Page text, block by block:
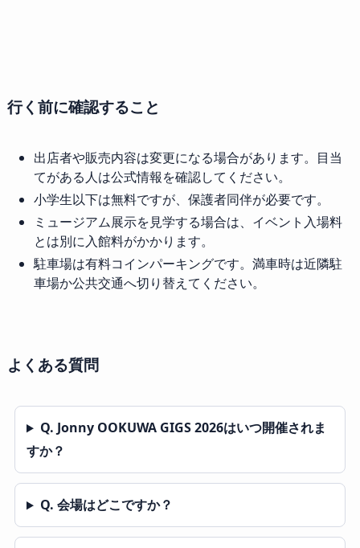
行く前に確認すること
出店者や販売内容は変更になる場合があります。目当
てがある人は公式情報を確認してください。
小学生以下は無料ですが、保護者同伴が必要です。
ミュージアム展示を見学する場合は、イベント入場料
とは別に入館料がかかります。
駐車場は有料コインパーキングです。満車時は近隣駐
車場か公共交通へ切り替えてください。
よくある質問
Q. Jonny OOKUWA GIGS 2026はいつ開催されま
すか？
Q. 会場はどこですか？